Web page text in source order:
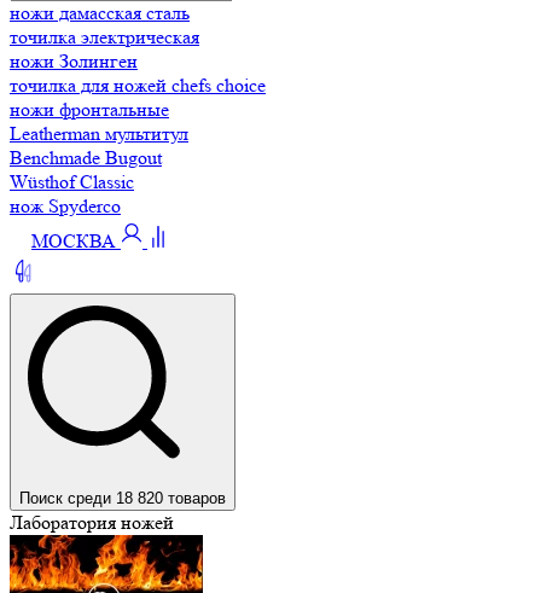
ножи дамасская сталь
точилка электрическая
ножи Золинген
точилка для ножей chefs choice
ножи фронтальные
Leatherman мультитул
Benchmade Bugout
Wüsthof Classic
нож Spyderco
МОСКВА
Поиск среди 18 820 товаров
Лаборатория ножей